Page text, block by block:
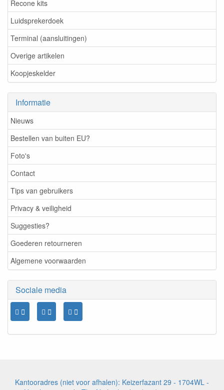
Recone kits
Luidsprekerdoek
Terminal (aansluitingen)
Overige artikelen
Koopjeskelder
Informatie
Nieuws
Bestellen van buiten EU?
Foto's
Contact
Tips van gebruikers
Privacy & veiligheid
Suggesties?
Goederen retourneren
Algemene voorwaarden
Sociale media
Kantooradres (niet voor afhalen): Keizerfazant 29 - 1704WL -